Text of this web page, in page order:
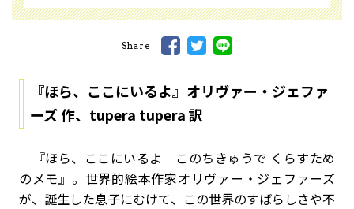
Share
『ほら、ここにいるよ』オリヴァー・ジェファ
ーズ 作、tupera tupera 訳
『ほら、ここにいるよ このちきゅうで くらすため
のメモ』。世界的絵本作家オリヴァー・ジェファーズ
が、誕生した息子にむけて、この世界のすばらしさや不